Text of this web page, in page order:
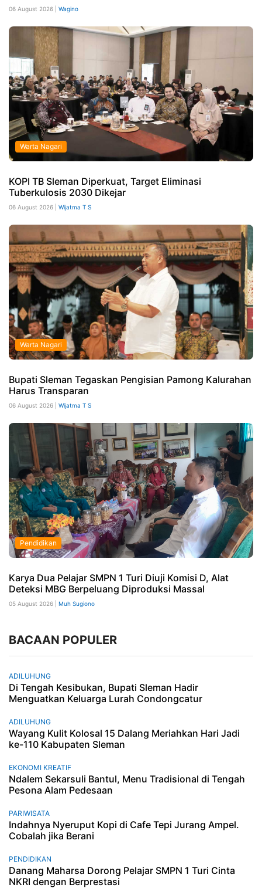
06 August 2026 | Wagino
Warta Nagari
KOPI TB Sleman Diperkuat, Target Eliminasi
Tuberkulosis 2030 Dikejar
06 August 2026 | Wijatma T S
Warta Nagari
Bupati Sleman Tegaskan Pengisian Pamong Kalurahan
Harus Transparan
06 August 2026 | Wijatma T S
Pendidikan
Karya Dua Pelajar SMPN 1 Turi Diuji Komisi D, Alat
Deteksi MBG Berpeluang Diproduksi Massal
05 August 2026 | Muh Sugiono
BACAAN POPULER
ADILUHUNG
Di Tengah Kesibukan, Bupati Sleman Hadir
Menguatkan Keluarga Lurah Condongcatur
ADILUHUNG
Wayang Kulit Kolosal 15 Dalang Meriahkan Hari Jadi
ke-110 Kabupaten Sleman
EKONOMI KREATIF
Ndalem Sekarsuli Bantul, Menu Tradisional di Tengah
Pesona Alam Pedesaan
PARIWISATA
Indahnya Nyeruput Kopi di Cafe Tepi Jurang Ampel.
Cobalah jika Berani
PENDIDIKAN
Danang Maharsa Dorong Pelajar SMPN 1 Turi Cinta
NKRI dengan Berprestasi